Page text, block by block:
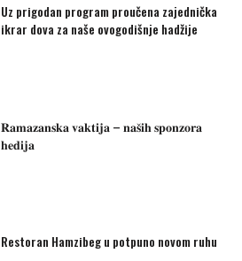
Uz prigodan program proučena zajednička
ikrar dova za naše ovogodišnje hadžije
𝐑𝐚𝐦𝐚𝐳𝐚𝐧𝐬𝐤𝐚 𝐯𝐚𝐤𝐭𝐢𝐣𝐚 – 𝐧𝐚𝐬̌𝐢𝐡 𝐬𝐩𝐨𝐧𝐳𝐨𝐫𝐚
𝐡𝐞𝐝𝐢𝐣𝐚
Restoran Hamzibeg u potpuno novom ruhu